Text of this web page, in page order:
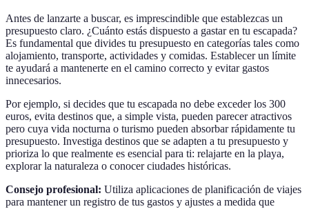
Antes de lanzarte a buscar, es imprescindible que establezcas un
presupuesto claro. ¿Cuánto estás dispuesto a gastar en tu escapada?
Es fundamental que divides tu presupuesto en categorías tales como
alojamiento, transporte, actividades y comidas. Establecer un límite
te ayudará a mantenerte en el camino correcto y evitar gastos
innecesarios.
Por ejemplo, si decides que tu escapada no debe exceder los 300
euros, evita destinos que, a simple vista, pueden parecer atractivos
pero cuya vida nocturna o turismo pueden absorbar rápidamente tu
presupuesto. Investiga destinos que se adapten a tu presupuesto y
prioriza lo que realmente es esencial para ti: relajarte en la playa,
explorar la naturaleza o conocer ciudades históricas.
Consejo profesional: Utiliza aplicaciones de planificación de viajes
para mantener un registro de tus gastos y ajustes a medida que